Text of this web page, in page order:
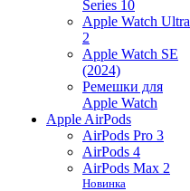
Series 10
Apple Watch Ultra
2
Apple Watch SE
(2024)
Ремешки для
Apple Watch
Apple AirPods
AirPods Pro 3
AirPods 4
AirPods Max 2
Новинка